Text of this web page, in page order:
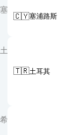
塞
🇨🇾塞浦路斯
土
🇹🇷土耳其
希